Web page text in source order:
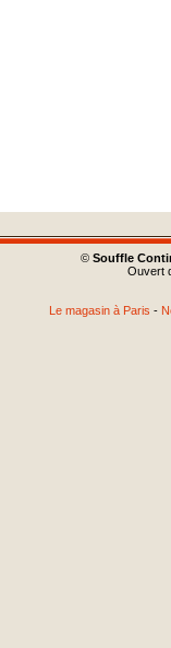
© Souffle
Ouvert
Le magasin à Paris -